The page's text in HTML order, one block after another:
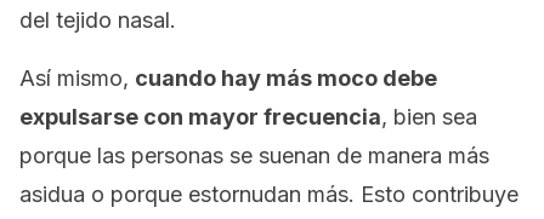
del tejido nasal.
Así mismo, cuando hay más moco debe
expulsarse con mayor frecuencia, bien sea
porque las personas se suenan de manera más
asidua o porque estornudan más. Esto contribuye